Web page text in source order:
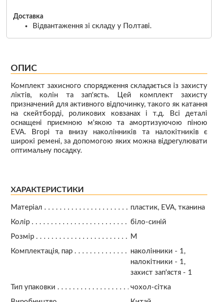
Доставка
Відвантаження зі складу у Полтаві.
ОПИС
Комплект захисного спорядження складається із захисту
ліктів, колін та зап'ясть. Цей комплект захисту
призначений для активного відпочинку, такого як катання
на скейтборді, роликових ковзанах і т.д. Всі деталі
оснащені приємною м'якою та амортизуючою піною
EVA. Вгорі та внизу наколінників та налокітників є
широкі ремені, за допомогою яких можна відрегулювати
оптимальну посадку.
ХАРАКТЕРИСТИКИ
Матеріал
пластик, EVA, тканина
Колір
біло-синій
Розмір
М
Комплектація, пар
наколінники - 1,
налокітники - 1,
захист зап'ястя - 1
Тип упаковки
чохол-сітка